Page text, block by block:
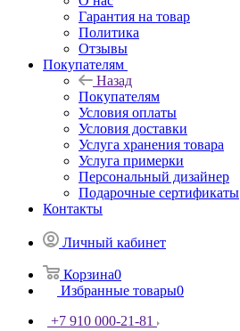
Гарантия на товар
Политика
Отзывы
Покупателям
Назад
Покупателям
Условия оплаты
Условия доставки
Услуга хранения товара
Услуга примерки
Персональный дизайнер
Подарочные сертификаты
Контакты
Личный кабинет
Корзина0
Избранные товары0
+7 910 000-21-81